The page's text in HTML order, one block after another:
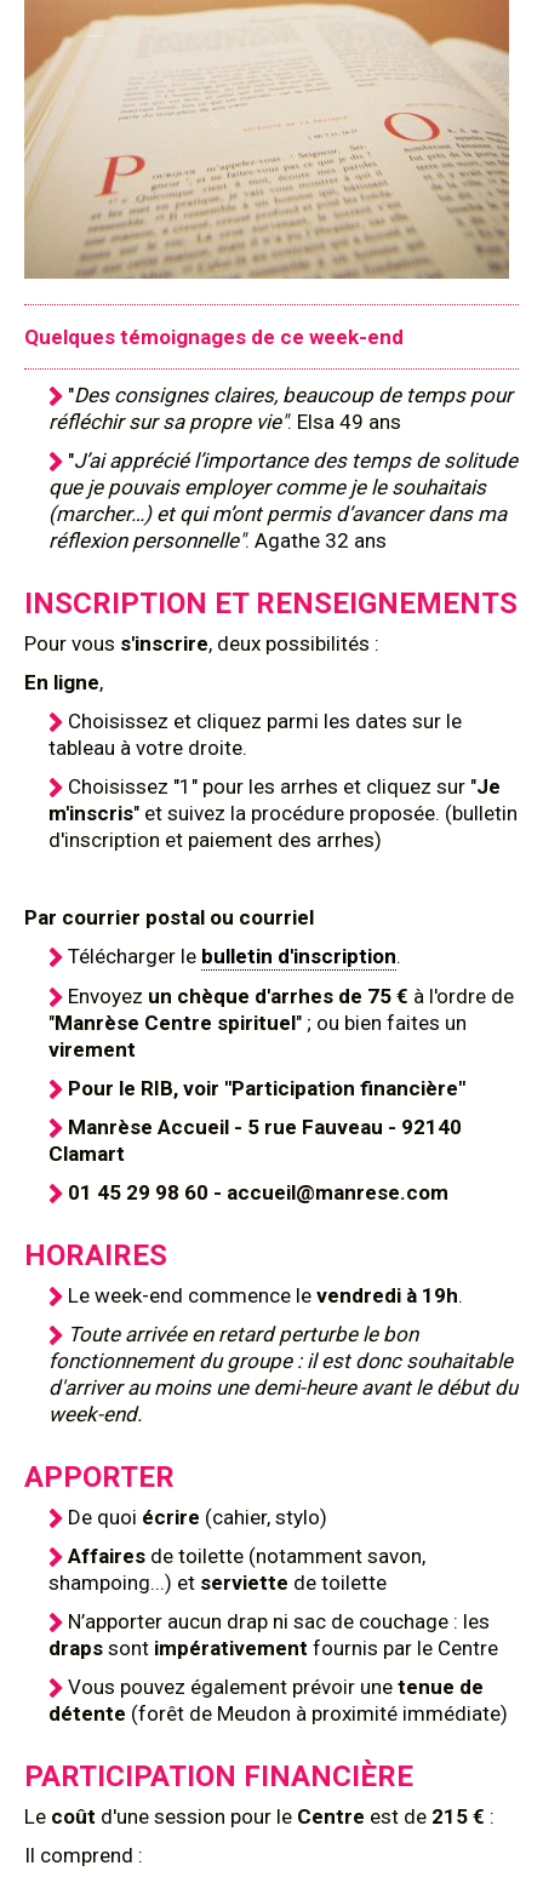
Quelques témoignages de ce week-end
"Des consignes claires, beaucoup de temps pour
réfléchir sur sa propre vie". Elsa 49 ans
"J’ai apprécié l’importance des temps de solitude
que je pouvais employer comme je le souhaitais
(marcher…) et qui m’ont permis d’avancer dans ma
réflexion personnelle". Agathe 32 ans
INSCRIPTION ET RENSEIGNEMENTS
Pour vous s'inscrire, deux possibilités :
En ligne,
Choisissez et cliquez parmi les dates sur le
tableau à votre droite.
Choisissez "1" pour les arrhes et cliquez sur "Je
m'inscris" et suivez la procédure proposée. (bulletin
d'inscription et paiement des arrhes)
Par courrier postal ou courriel
Télécharger le bulletin d'inscription.
Envoyez un chèque d'arrhes de 75 € à l'ordre de
"Manrèse Centre spirituel" ; ou bien faites un
virement
Pour le RIB, voir "Participation financière"
Manrèse Accueil - 5 rue Fauveau - 92140
Clamart
01 45 29 98 60 - accueil@manrese.com
HORAIRES
Le week-end commence le vendredi à 19h.
Toute arrivée en retard perturbe le bon
fonctionnement du groupe : il est donc souhaitable
d'arriver au moins une demi-heure avant le début du
week-end.
APPORTER
De quoi écrire (cahier, stylo)
Affaires de toilette (notamment savon,
shampoing...) et serviette de toilette
N’apporter aucun drap ni sac de couchage : les
draps sont impérativement fournis par le Centre
Vous pouvez également prévoir une tenue de
détente (forêt de Meudon à proximité immédiate)
PARTICIPATION FINANCIÈRE
Le coût d'une session pour le Centre est de 215 € :
Il comprend :